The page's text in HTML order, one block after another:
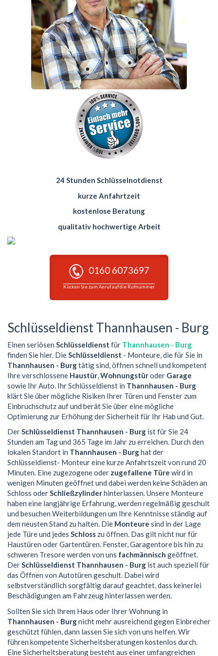
24 Stunden Schlüsselnotdienst
kurze Anfahrtzeit
kostenlose Beratung
qualitativ hochwertige Arbeit
0160 6073697
Klicken Sie zum Anruf auf die Rufnummer
Schlüsseldienst Thannhausen - Burg
Einen seriösen Schlüsseldienst für Thannhausen - Burg
finden Sie hier. DieSchlüsseldienst - Monteure, die für Sie in
Thannhausen - Burgtätig sind, öffnen schnell und kompetent
Ihre verschlossene Haustür,Wohnungstüroder Garage
sowie Ihr Auto. Ihr Schlüsseldienst in Thannhausen - Burg
klärt Sie über mögliche Risiken Ihrer Türen und Fenster zum
Einbruchschutz auf und berät Sie über eine mögliche
Optimierung zur Erhöhung der Sicherheit für Ihr Hab und Gut.
DerSchlüsseldienst Thannhausen - Burg ist für Sie 24
Stunden am Tag und 365 Tage im Jahr zu erreichen. Durch den
lokalen Standort in Thannhausen - Burghat der
Schlüsseldienst- Monteur eine kurze Anfahrtszeit von rund 20
Minuten. Eine zugezogene oder zugefallene Türe wird in
wenigen Minuten geöffnet und dabei werden keine Schäden an
Schloss oderSchließzylinderhinterlassen. Unsere Monteure
haben eine langjährige Erfahrung, werden regelmäßig geschult
und besuchen Weiterbildungen um Ihre Kenntnisse ständig auf
dem neusten Stand zu halten. Die Monteure sind in der Lage
jede Türe und jedes Schloss zu öffnen. Das gilt nicht nur für
Haustüren oder Gartentüren. Fenster, Garagentore bis hin zu
schweren Tresore werden von uns fachmännisch geöffnet.
DerSchlüsseldienst Thannhausen - Burg ist auch speziell für
das Öffnen von Autotüren geschult. Dabei wird
selbstverständlich sorgfältig darauf geachtet, dass keinerlei
Beschädigungen am Fahrzeug hinterlassen werden.
Sollten Sie sich Ihrem Haus oder Ihrer Wohnung in
Thannhausen - Burgnicht mehr ausreichend gegen Einbrecher
geschützt fühlen, dann lassen Sie sich von uns helfen. Wir
führen kompetente Sicherheitsberatungen kostenlos durch.
Eine Sicherheitsberatung besteht aus einer umfangreichen